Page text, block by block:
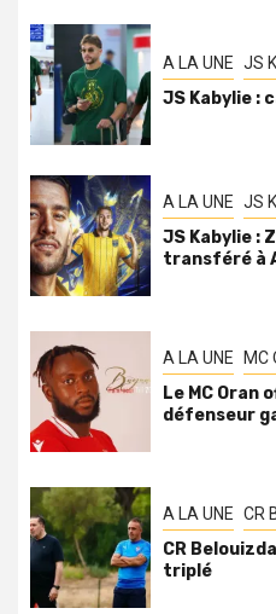
A LA UNE JS
JS Kabylie :
A LA UNE JS
JS Kabylie :
transféré à
A LA UNE MC
Le MC Oran
défenseur
A LA UNE CR
CR
triplé